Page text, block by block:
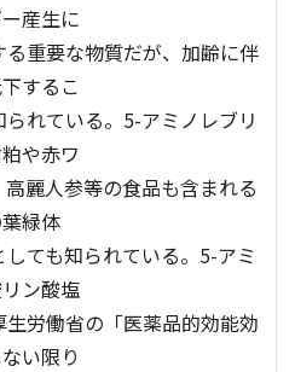
産生に
要な物質だが、加齢に伴
するこ
ている。5-アミノレブリ
や赤ワ
人参等の食品も含まれる
緑体
も知られている。5-アミ
ン酸塩
働省の「医薬品的効能効
い限り